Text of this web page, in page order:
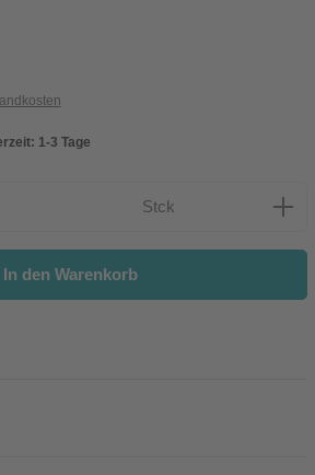
1-3 Tage
den gewünschten Wert ein oder
Stck
In den Warenkorb